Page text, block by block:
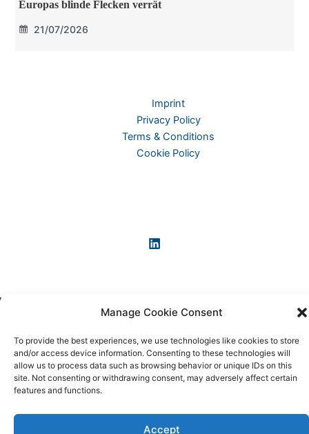
Manage Cookie Consent
To provide the best experiences, we use technologies like cookies to store
and/or access device information. Consenting to these technologies will
allow us to process data such as browsing behavior or unique IDs on this
site. Not consenting or withdrawing consent, may adversely affect certain
features and functions.
Accept
Europas blinde Flecken verrät
21/07/2026
Imprint
Privacy Policy
Terms & Conditions
Cookie Policy
Copyright © 2026 KI-News und KI-Agenten: einfach und
praxisnah erklärt